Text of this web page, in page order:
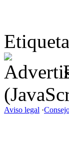
Aviso legal ·